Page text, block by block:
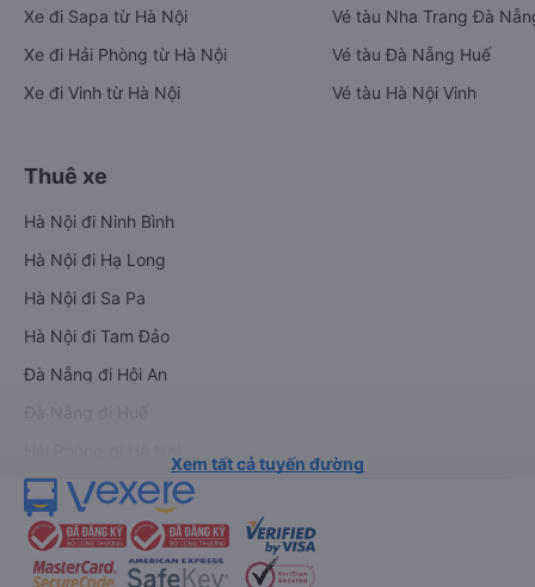
Xe đi Sapa từ Hà Nội
Xe đi Hải Phòng từ Hà Nội
Xe đi Vinh từ Hà Nội
Vé tàu Nha Trang Đà
Vé tàu Đà Nẵng Huế
Vé tàu Hà Nội Vinh
Thuê xe
Hà Nội đi Ninh Bình
Hà Nội đi Hạ Long
Hà Nội đi Sa Pa
Hà Nội đi Tam Đảo
Đà Nẵng đi Hội An
Xem tất cả tuyến đường